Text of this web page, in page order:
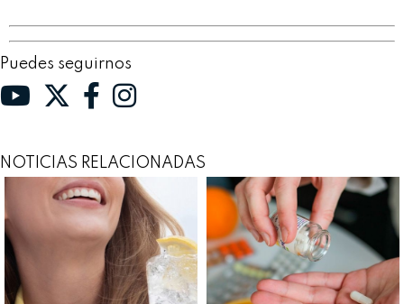
Puedes seguirnos
NOTICIAS RELACIONADAS